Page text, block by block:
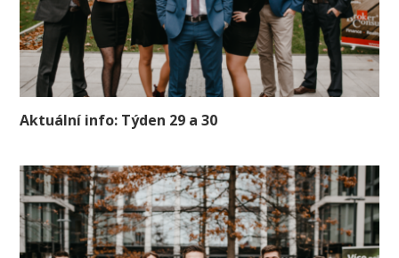
Aktuální info: Týden 29 a 30